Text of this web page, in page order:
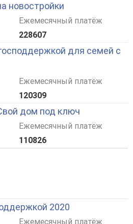
новостройки
Ежемесячный платёж
228607
для семей с
Ежемесячный платёж
120309
дом под ключ
Ежемесячный платёж
110826
2020
Ежемесячный платёж